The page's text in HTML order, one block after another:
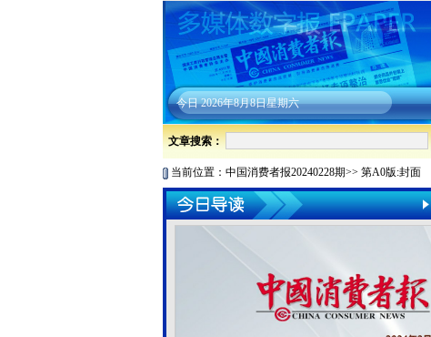
今日2026年8月8日星期六
文章搜索：
当前位置： 中国消费者报20240228期>> 第A0版:封面